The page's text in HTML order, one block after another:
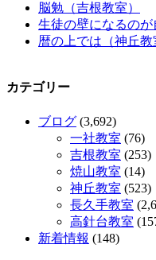
脳勉（吉根教室）
生徒の壁になるの
暦の上では（神丘教
カテゴリー
ブログ (3,692)
一社教室 (76)
吉根教室 (253)
焼山教室 (14)
神丘教室 (523)
長久手教室
高針台教室
新着情報 (148)